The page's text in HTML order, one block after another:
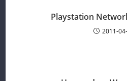
Playstation
2011-